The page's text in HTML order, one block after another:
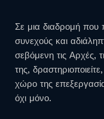
Σε μια διαδρομή που
συνεχούς και
σεβόμενη τις Αρχές,
της,
χώρο της
όχι μόνο.